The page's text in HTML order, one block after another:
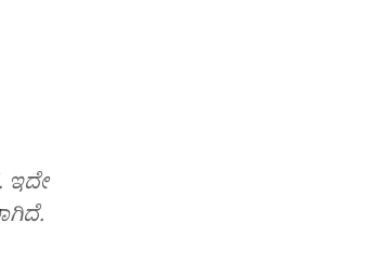
ಇದೇ